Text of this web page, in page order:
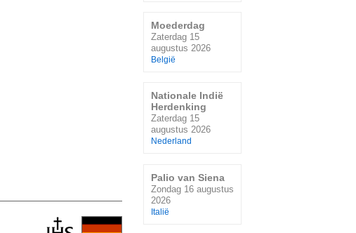
Moederdag
Zaterdag 15
augustus 2026
België
Nationale Indië
Herdenking
Zaterdag 15
augustus 2026
Nederland
Palio van Siena
Zondag 16 augustus
2026
Italië